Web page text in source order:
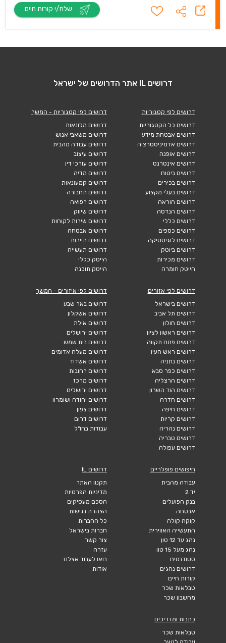
דרושים IL אתר הדרושים של ישראל
דרושים לפי קטגוריות
דרושים כל הקטגוריות
דרושים אבטחת מידע
דרושים אדמיניסטרציה
דרושים אופנה
דרושים אינטרנט
דרושים ביטוח
דרושים בכירים
דרושים בעלי מקצוע
דרושים הוראה
דרושים הנדסה
דרושים כללי
דרושים כספים
דרושים לוגיסטיקה
דרושים ביוטק
דרושים מכירות
הייטק חומרה
דרושים לפי קטגוריות - המשך
דרושים מלונאות
דרושים משאבי אנוש
דרושים עבודה מהבית
דרושים עיצוב
דרושים עורכי דין
דרושים מדיה
דרושים קמעונאות
דרושים תחבורה
דרושים רפואה
דרושים שיווק
דרושים שירות לקוחות
דרושים אבטחה
דרושים תיירות
דרושים תעשייה
הייטק כללי
הייטק תוכנה
דרושים לפי אזורים
דרושים בישראל
דרושים תל אביב
דרושים חולון
דרושים ראשון לציון
דרושים פתח תקווה
דרושים ראש העין
דרושים נתניה
דרושים כפר סבא
דרושים הרצליה
דרושים הוד השרון
דרושים חדרה
דרושים חיפה
דרושים קריות
דרושים נהריה
דרושים טבריה
דרושים עפולה
דרושים לפי איזורים - המשך
דרושים באר שבע
דרושים אשקלון
דרושים אילת
דרושים ירושלים
דרושים בית שמש
דרושים מעלה אדומים
דרושים אשדוד
דרושים רחובות
דרושים מרכז
דרושים ירושלים
דרושים יהודה ושומרון
דרושים צפון
דרושים דרום
עבודות בחו"ל
חיפושים פופלריים
עבודה מהבית
יד 2
בנק הפועלים
אבטחה
קוקה קולה
התעשייה האווירית
נהג עד 12 טון
נהג מעל 15 טון
סטודנטים
דרושים נהגים
קורות חיים
טבלאות שכר
מחשבון שכר
דרושים IL
תקנון האתר
מדיניות הפרטיות
הסכם מעסיקים
הצהרת נגישות
כל החברות
חברות בישראל
צור קשר
עזרה
בואו לעבוד אצלנו
אודות
כתבות ומדריכים
טבלאות שכר